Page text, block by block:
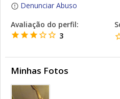
Denunciar Abuso
Avaliação do perfil:
3
Minhas Fotos